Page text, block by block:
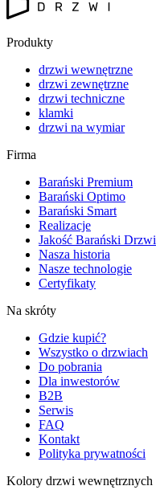
Produkty
drzwi wewnętrzne
drzwi zewnętrzne
drzwi techniczne
klamki
drzwi na wymiar
Firma
Barański Premium
Barański Optimo
Barański Smart
Realizacje
Jakość Barański Drzwi
Nasza historia
Nasze technologie
Certyfikaty
Na skróty
Gdzie kupić?
Wszystko o drzwiach
Do pobrania
Dla inwestorów
B2B
Serwis
FAQ
Kontakt
Polityka prywatności
Kolory drzwi wewnętrznych